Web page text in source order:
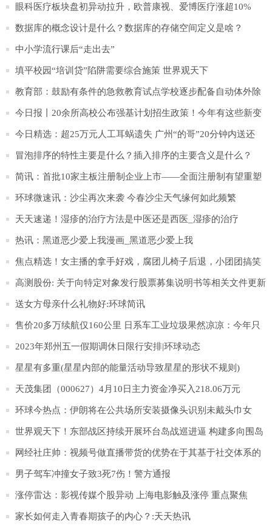
眼科医疗板块盘初异动拉升，欧普康视、爱博医疗涨超10%
数据库的概念设计是什么？数据库的存储空间定义是啥？
中小学流行课后“走出去”
填平校园“培训贷”陷阱需要综合施策 世界观天下
教育部：鼓励有条件的急救教育试点学校逐步配备自动体外除
颤器_世界快播
今日报丨20余所高校公布强基计划招生政策！今年有这些新变
化
今日精选：超25万元人工耳蜗遗失 广州“的哥”20分钟内送还
冒泡排序的特性主要是什么？插入排序的主要含义是什么？
简讯：首批10家主板注册制企业上市——全面注册制有望重塑
资本市场生态
环球微速讯：沙尘再次来袭 今春沙尘天气缘何如此频繁
天天速递！湿疹的治疗方法是中医还是西医_湿疹的治疗
热讯：黑道恶少爱上我漫画_黑道恶少爱上我
焦点精选！女主播的拿手好戏，腐团儿椅子后退，小团团搞笑
搞怪，那沫子呢？
高测股份: 关于向特定对象发行股票募集说明书等相关文件更新
财务数据的提示性公告
送女方母亲什么礼物好:环球简讯
售价20多万续航仅160公里 日系车工业垃圾果然凉凉：今年只
卖出15辆|今日聚焦
2023年郑州五一假期调休日限行安排|环球动态
星星有多重(星星内部的能量活动导致星星的形状不规则)
天茂集团（000627）4月10日主力资金净买入218.06万元
环球今热点：伊朗将在公共场所安装摄像头识别未戴头巾女
性，违者将予警告
世界观天下！东部战区持续开展环台岛战巡进逼 构建多向围岛
锁台态势
网经社庄帅：视频号做直播带货的优势在于其基于社交体系的
完整私域生态_天天视点
男子驾车冲撞女子致3死7伤！警方通报
涨停雷达：影视传媒个股异动 上海电影触及涨停 重点聚焦
家长如何走入青春期孩子的内心？:天天热讯